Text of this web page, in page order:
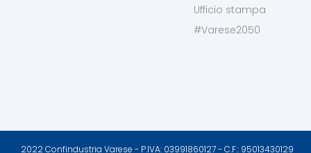
Ufficio stampa
#Varese2050
2022 Confindustria Varese - P.IVA: 03991860127 - C.F.: 95013430129